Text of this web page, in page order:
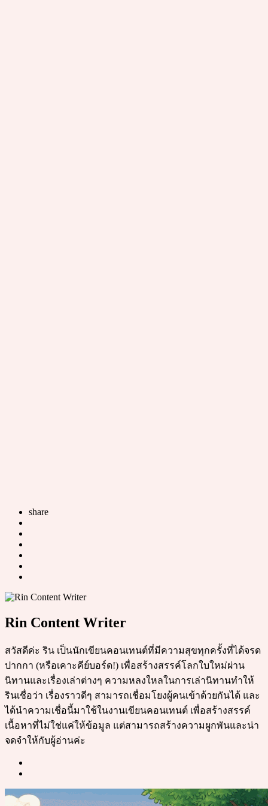
share
Rin Content Writer
สวัสดีค่ะ ริน เป็นนักเขียนคอนเทนต์ที่มีความสุขทุกครั้งที่ได้จรด
ปากกา (หรือเคาะคีย์บอร์ด!) เพื่อสร้างสรรค์โลกใบใหม่ผ่าน
นิทานและเรื่องเล่าต่างๆ ความหลงใหลในการเล่านิทานทำให้
รินเชื่อว่า เรื่องราวดีๆ สามารถเชื่อมโยงผู้คนเข้าด้วยกันได้ และ
ได้นำความเชื่อนี้มาใช้ในงานเขียนคอนเทนต์ เพื่อสร้างสรรค์
เนื้อหาที่ไม่ใช่แค่ให้ข้อมูล แต่สามารถสร้างความผูกพันและน่า
จดจำให้กับผู้อ่านค่ะ
Post